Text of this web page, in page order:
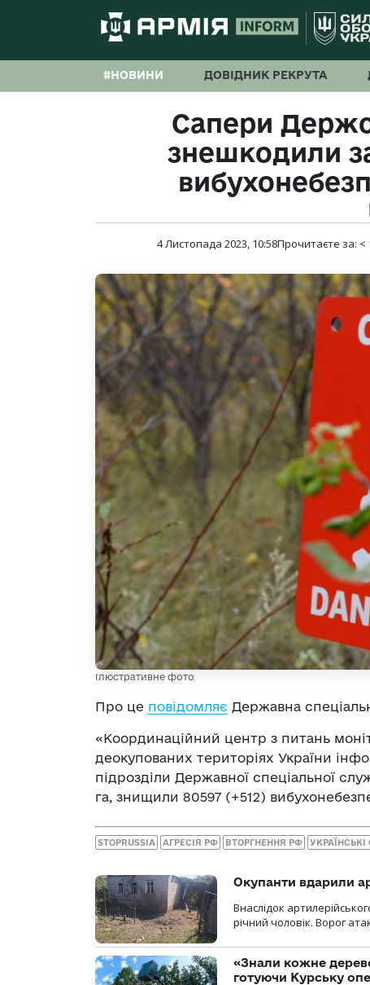
#НОВИНИ ДОВІДНИК РЕКРУТА
Сапери
знешкодили
4 Листопада 2023, 10:58Прочитаєте за: <
Ілюстративне фото
Про це повідомляє Державна
«Координаційний центр з питань
деокупованих територіях України
підрозділи Державної спеціальної
га, знищили 80597 (+512)
STOPRUSSIA АГРЕСІЯ РФ ВТОРГНЕННЯ РФ
Окупанти вдарили
Внаслідок
річний чоловік. Ворог
«Знали кожне
готуючи Курську